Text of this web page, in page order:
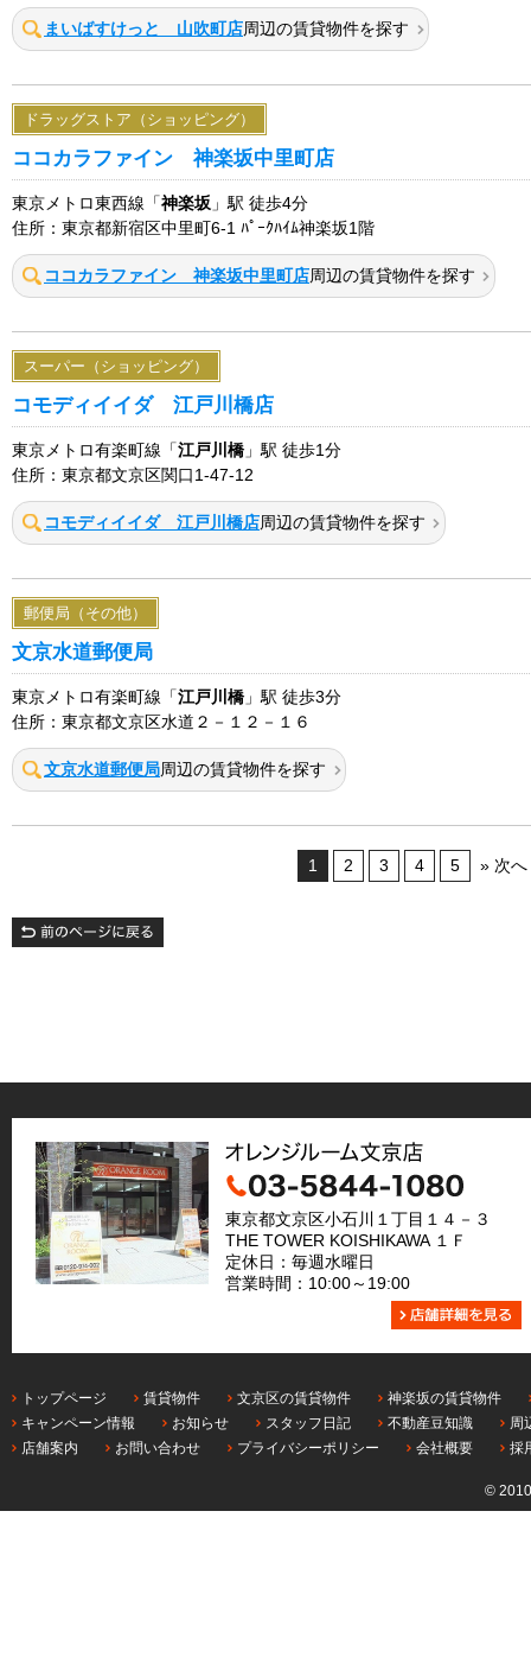
まいばすけっと 山吹町店周辺の賃貸物件を探す
ドラッグストア（ショッピング）
ココカラファイン 神楽坂中里町店
東京メトロ東西線「 神楽坂 」駅 徒歩4分
住所：東京都新宿区中里町6-1 ﾊﾟｰｸﾊｲﾑ神楽坂1階
ココカラファイン 神楽坂中里町店周辺の賃貸物件を探す
スーパー（ショッピング）
コモディイイダ 江戸川橋店
東京メトロ有楽町線「 江戸川橋 」駅 徒歩1分
住所：東京都文京区関口1-47-12
コモディイイダ 江戸川橋店周辺の賃貸物件を探す
郵便局（その他）
文京水道郵便局
東京メトロ有楽町線「 江戸川橋 」駅 徒歩3分
住所：東京都文京区水道２－１２－１６
文京水道郵便局周辺の賃貸物件を探す
1 2 3 4 5 » 次へ
東京都文京区小石川１丁目１４－３
THE TOWER KOISHIKAWA １Ｆ
定休日：毎週水曜日
営業時間：10:00～19:00
トップページ 賃貸物件 文京区の賃貸物件
神楽坂の賃貸物件
キャンペーン情報
お知らせ スタッフ日記 不動産豆知識
周
店舗案内
お問い合わせ プライバシーポリシー 会社概要 採
©